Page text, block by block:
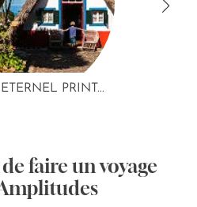
PRINT...
faire un voyage